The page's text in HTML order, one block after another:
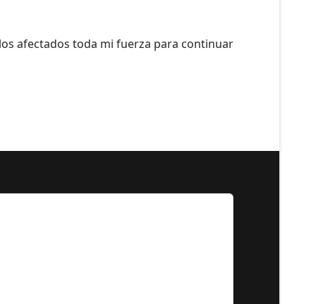
afectados toda mi fuerza para continuar